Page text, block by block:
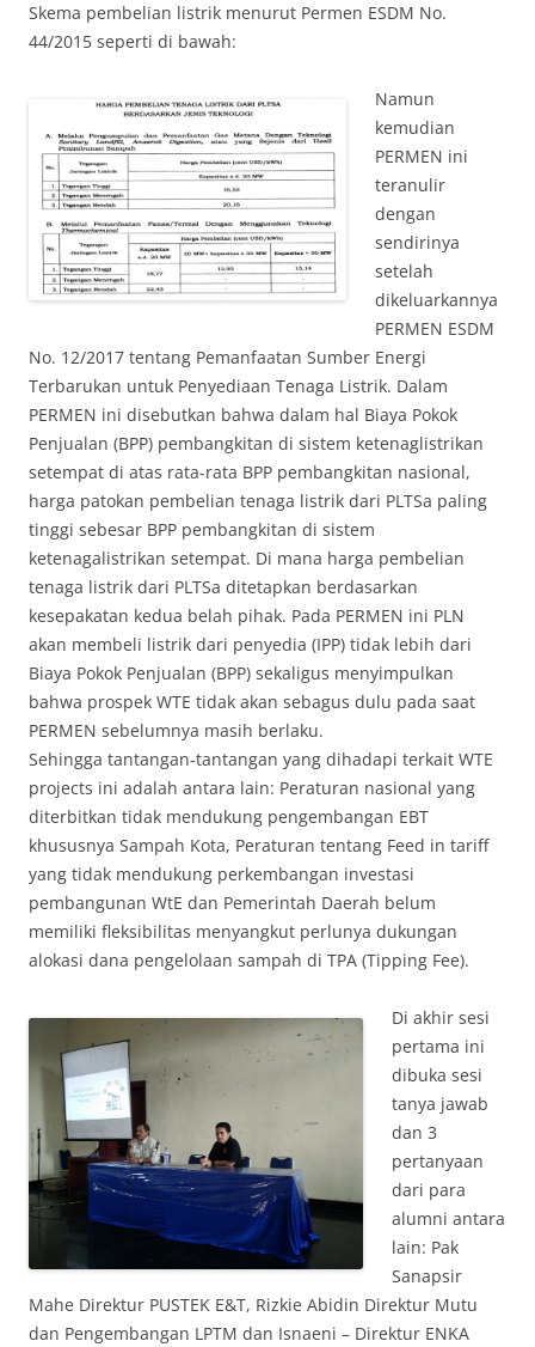
Skema pembelian listrik menurut Permen ESDM No.
44/2015 seperti di bawah:
Namun
kemudian
PERMEN ini
teranulir
dengan
sendirinya
setelah
dikeluarkannya
PERMEN ESDM
No. 12/2017 tentang Pemanfaatan Sumber Energi
Terbarukan untuk Penyediaan Tenaga Listrik. Dalam
PERMEN ini disebutkan bahwa dalam hal Biaya Pokok
Penjualan (BPP) pembangkitan di sistem ketenaglistrikan
setempat di atas rata-rata BPP pembangkitan nasional,
harga patokan pembelian tenaga listrik dari PLTSa paling
tinggi sebesar BPP pembangkitan di sistem
ketenagalistrikan setempat. Di mana harga pembelian
tenaga listrik dari PLTSa ditetapkan berdasarkan
kesepakatan kedua belah pihak. Pada PERMEN ini PLN
akan membeli listrik dari penyedia (IPP) tidak lebih dari
Biaya Pokok Penjualan (BPP) sekaligus menyimpulkan
bahwa prospek WTE tidak akan sebagus dulu pada saat
PERMEN sebelumnya masih berlaku.
Sehingga tantangan-tantangan yang dihadapi terkait WTE
projects ini adalah antara lain: Peraturan nasional yang
diterbitkan tidak mendukung pengembangan EBT
khususnya Sampah Kota, Peraturan tentang Feed in tariff
yang tidak mendukung perkembangan investasi
pembangunan WtE dan Pemerintah Daerah belum
memiliki fleksibilitas menyangkut perlunya dukungan
alokasi dana pengelolaan sampah di TPA (Tipping Fee).
Di akhir sesi
pertama ini
dibuka sesi
tanya jawab
dan 3
pertanyaan
dari para
alumni antara
lain: Pak
Sanapsir
Mahe Direktur PUSTEK E&T, Rizkie Abidin Direktur Mutu
dan Pengembangan LPTM dan Isnaeni – Direktur ENKA